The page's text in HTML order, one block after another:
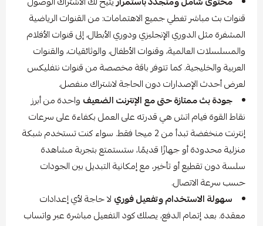
قنوات بث مباشر تغطي جميع الاهتمامات: من القنوات الرياضية
المشفرة مثل الدوري الإنجليزي ودوري الأبطال، إلى قنوات الأفلام
والمسلسلات العالمية، وقنوات الأطفال، والوثائقيات، والقنوات
العربية والخليجية. كما تتوفر باقة مخصصة من قنوات نتفليكس
لعرض أحدث الإصدارات دون الحاجة لاشتراك منفصل.
جودة بث ممتازة حتى مع الإنترنت الضعيف واحدة من أبرز
نقاط القوة فيام اتش هي قدرته على العمل بكفاءة على سرعات
إنترنت منخفضة تبدأ من 2 ميجا فقط. سواء كنت تستخدم شبكة
منزلية محدودة أو جهازًا قديمًا، ستستمتع بتجربة مشاهدة
سلسة دون تقطيع أو تأخير، مع إمكانية التبديل بين الجودات
حسب سرعة الاتصال.
سهولة الاستخدام وتفعيل فوري لا حاجة لأي إعدادات
معقدة. بعد إتمام الدفع، يصلك كود التفعيل مباشرة عبر واتساب